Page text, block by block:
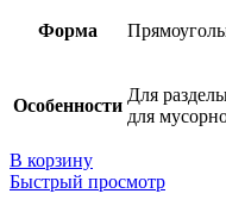
Форма
Особенности
Для
для
В корзину
Быстрый просмотр